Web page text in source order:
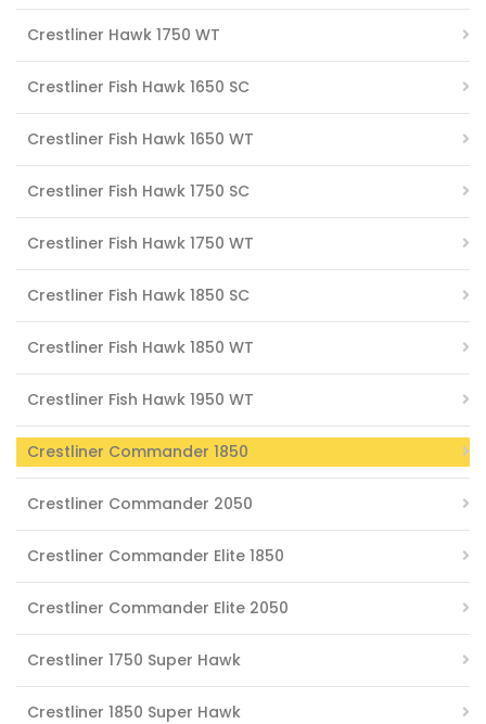
Crestliner Hawk 1750 WT
Crestliner Fish Hawk 1650 SC
Crestliner Fish Hawk 1650 WT
Crestliner Fish Hawk 1750 SC
Crestliner Fish Hawk 1750 WT
Crestliner Fish Hawk 1850 SC
Crestliner Fish Hawk 1850 WT
Crestliner Fish Hawk 1950 WT
Crestliner Commander 1850
Crestliner Commander 2050
Crestliner Commander Elite 1850
Crestliner Commander Elite 2050
Crestliner 1750 Super Hawk
Crestliner 1850 Super Hawk